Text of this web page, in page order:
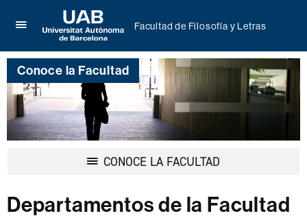
aquí
para
desplegar
el
menú
de
Facultad
de
Universitat
Autònoma
de
Barcelona
Facultad de Filosofía y Letras
Conoce la Facultad
CONOCE LA FACULTAD
Departamentos de la Facultad